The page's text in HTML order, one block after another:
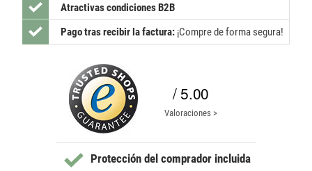
Atractivas condiciones B2B
Pago tras recibir la factura: ¡Compre de forma segura!
/ 5.00
Valoraciones >
Protección del comprador incluida